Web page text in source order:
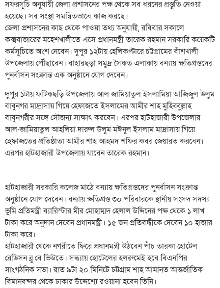
সফরসূচি অনুযায়ী জেলা প্রশাসনের পক্ষ থেকে সব ধরনের প্রস্তুতি নেওয়া
হয়েছে। সব সংস্থা সমন্বিতভাবে কাজ করছে।
জেলা প্রশাসনের কাছ থেকে পাওয়া তথ্য অনুযায়ী, রবিবার সকালে
কক্সবাজারের মহেশখালীতে এসে প্রধানমন্ত্রী তারেক রহমান সরকারি কয়েকটি
কর্মসূচিতে অংশ নেবেন। দুপুর ১২টায় হেলিকপ্টারে চট্টগ্রামের বাঁশখালী
উপজেলায় পৌঁছাবেন। বাহারছড়া সমুদ্র সৈকত এলাকায় বন্যায় ক্ষতিগ্রস্তদের
পুনর্বাসন সংক্রান্ত এক অনুষ্ঠানে যোগ দেবেন।
দুপুর ১টায় ফটিকছড়ি উপজেলায় আল জামিয়াতুল ইসলামিয়া আজিজুল উলুম
বাবুনগর মাদ্রাসায় গিয়ে হেফাজতে ইসলামের আমীর শাহ মুহিব্বুল্লাহ
বাবুনগরীর সঙ্গে সৌজন্য সাক্ষাৎ করবেন। এরপর হাটহাজারী উপজেলার
আল-জামিয়াতুল আহলিয়া দারুল উলুম মঈনুল ইসলাম মাদ্রাসায় গিয়ে
হেফাজতের প্রতিষ্ঠাতা আমীর শাহ আহমদ শফির কবর জেয়ারত করবেন।
এরপর হাটহাজারী উপজেলায় যাবেন তারেক রহমান।
হাটহাজারী সরকারি কলেজ মাঠে বন্যায় ক্ষতিগ্রস্তদের পুনর্বাসন সংক্রান্ত
অনুষ্ঠানে যোগ দেবেন। বন্যায় ক্ষতিগ্রস্ত ৩০ পরিবারকে স্থানীয় সংসদ সদস্য
ভূমি প্রতিমন্ত্রী ব্যারিস্টার মীর মোহাম্মদ হেলাল উদ্দিনের পক্ষ থেকে ১ লাখ
টাকা করে অনুদান দেবেন প্রধানমন্ত্রী। ১৫ জন প্রতিবন্ধীকে দেবেন ১০ হাজার
টাকা করে।
হাটহাজারী থেকে নগরীতে ফিরে প্রধানমন্ত্রী উঠবেন পাঁচ তারকা হোটেল
রেডিসন ব্লু বে ভিউতে। সন্ধ্যায় হোটেলের হলরুমেই হবে বিএনপির
সাংগঠনিক সভা। রাত ৯টা ২০ মিনিটে চট্টগ্রাম শাহ আমানত আন্তর্জাতিক
বিমানবন্দর থেকে ঢাকার উদ্দেশ্যে রওয়ানা হবেন তিনি।